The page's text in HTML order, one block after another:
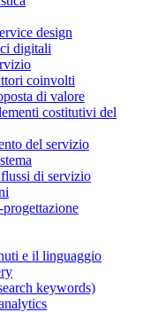
design
digitali
coinvolti
di valore
costitutivi del
del servizio
di servizio
e il linguaggio
keywords)